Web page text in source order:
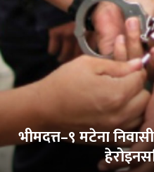
भीमदत्त–९ मटेना